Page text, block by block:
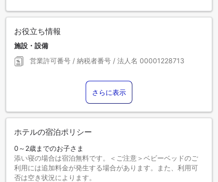
お役立ち情報
施設・設備
営業許可番号 / 納税者番号 / 法人名 00001228713
さらに表示
ホテルの宿泊ポリシー
0～2歳までのお子さま
添い寝の場合は宿泊無料です。＜ご注意＞ベビーベッドのご
利用には追加料金が発生する場合があります。また、利用可
否は空き状況によります。